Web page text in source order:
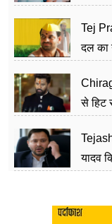
Tej
दल का
से हिट
यादव